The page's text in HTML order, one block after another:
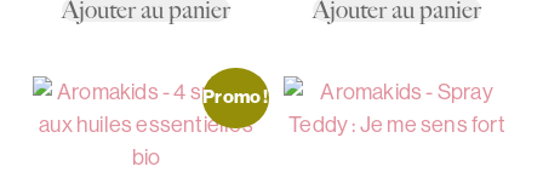
Ajouter au panier Ajouter au panier
Promo !